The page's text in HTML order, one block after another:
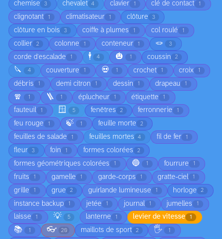
chemise 3 chevalet 4 clavier 1 clé de contact 1
clignotant 1 climatisateur 1 clôture 3
clôture en bois 3 coiffe à plumes 1 col roulé 1
collier 2 colonne 1 conteneur 1 🪢 3
corde d'escalade 1 🕴️ 4 🎃 1 coussin 2
🔪 4 couverture 1 💀 1 crochet 1 croix 1
débris 1 demi citron 1 dessin 1 drapeau 1
🧣 1 🪜 1 éplucheur 1 étiquette 1
fauteuil 1 🪟 5 fenêtres 2 ferronnerie 1
feu rouge 1 🍃 1 feuille morte 2
feuilles de salade 1 feuilles mortes 4 fil de fer 1
fleur 3 foin 1 formes colorées 2
formes géométriques colorées 1 🔵 1 fourrure 1
fruits 1 gamelle 1 garde-corps 1 gratte-ciel 1
grille 1 grue 2 guirlande lumineuse 1 horloge 2
instance backup 1 jetée 1 journal 1 jumelles 1
laisse 1 💡 5 lanterne 1 levier de vitesse 1
📚 1 👓 20 maillots de sport 2 🖐️ 1